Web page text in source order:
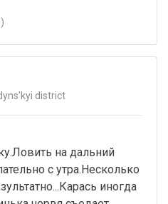
)
district
на дальний
с утра.Несколько
иногда